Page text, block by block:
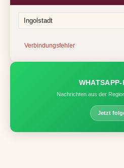
Verbindungsfehler
Nachrichten aus der
Jetzt